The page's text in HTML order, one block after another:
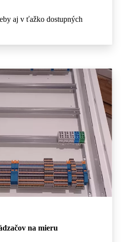
aj v ťažko dostupných
na mieru